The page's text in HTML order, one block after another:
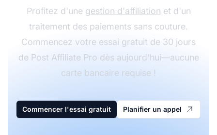
Profitez d'une gestion d'affiliation et d'un
traitement des paiements sans couture.
Commencez votre essai gratuit de 30 jours
de Post Affiliate Pro dès aujourd'hui—aucune
carte bancaire requise !
Commencer l'essai gratuit Planifier un appel